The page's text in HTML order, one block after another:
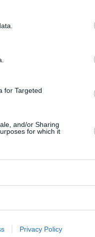
for Targeted
and/or Sharing
for which it
Privacy Policy